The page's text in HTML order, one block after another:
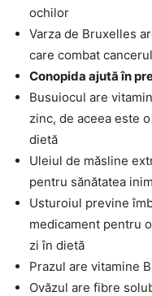
ochilor
Varza de Bruxelles
care combat cancerul
Conopida ajută în
Busuiocul are
zinc, de aceea este
dietă
Uleiul de măsline
pentru sănătatea
Usturoiul previne
medicament pentru
zi în dietă
Prazul are vitamine
Ovăzul are fibre